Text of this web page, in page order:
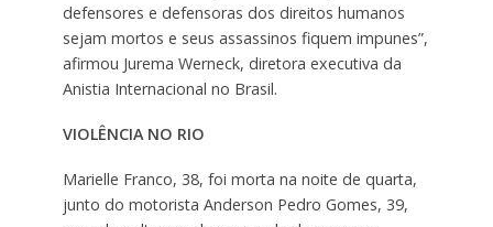
defensores e defensoras dos direitos humanos
sejam mortos e seus assassinos fiquem impunes”,
afirmou Jurema Werneck, diretora executiva da
Anistia Internacional no Brasil.
VIOLÊNCIA NO RIO
Marielle Franco, 38, foi morta na noite de quarta,
junto do motorista Anderson Pedro Gomes, 39,